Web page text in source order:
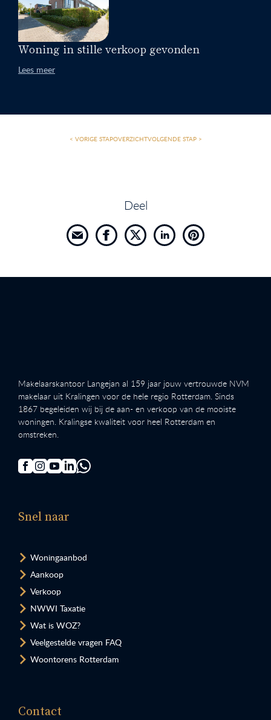
Woning in stille verkoop gevonden
Lees meer
< VORIGE STAPOVERZICHTVOLGENDE STAP >
Deel
Makelaarskantoor Langejan al 159 jaar jouw vertrouwde NVM
makelaar uit Kralingen voor de hele regio Rotterdam. Sinds
1867 begeleiden wij bij de aan- en verkoop van de mooiste
woningen. Kralingse kwaliteit voor heel Rotterdam en
omstreken.
Snel naar
Woningaanbod
Aankoop
Verkoop
NWWI Taxatie
Wat is WOZ?
Veelgestelde vragen FAQ
Woontorens Rotterdam
Contact